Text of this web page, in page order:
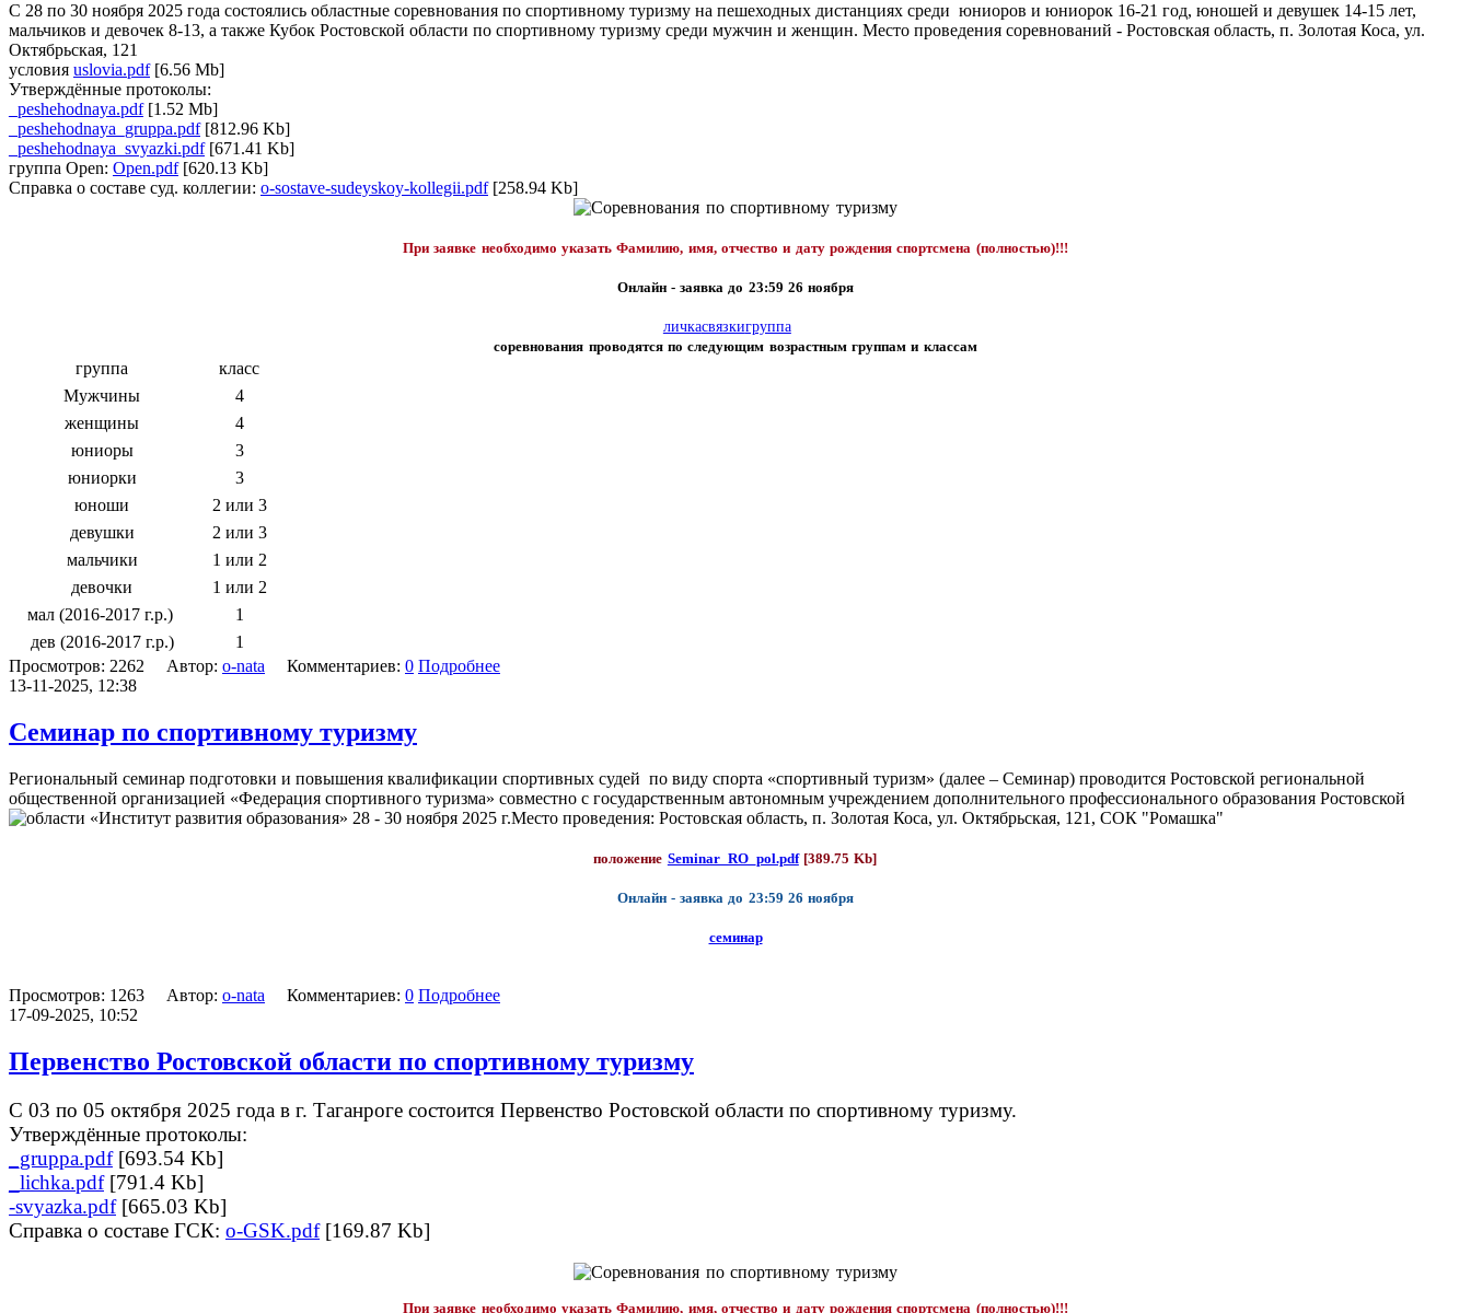
С 28 по 30 ноября 2025 года состоялись областные соревнования по спортивному туризму на пешеходных дистанциях среди юниоров и юниорок 16-21 год, юношей и девушек 14-15 лет,
мальчиков и девочек 8-13, а также Кубок Ростовской области по спортивному туризму среди мужчин и женщин. Место проведения соревнований - Ростовская область, п. Золотая Коса, ул.
Октябрьская, 121
условия uslovia.pdf[6.56 Mb]
Утверждённые протоколы:
_peshehodnaya.pdf[1.52 Mb]
_peshehodnaya_gruppa.pdf[812.96 Kb]
_peshehodnaya_svyazki.pdf[671.41 Kb]
группа Open: Open.pdf[620.13 Kb]
Справка о составе суд. коллегии: o-sostave-sudeyskoy-kollegii.pdf[258.94 Kb]
При заявке необходимо указать Фамилию, имя, отчество и дату рождения спортсмена (полностью)!!!
Онлайн - заявка до 23:59 26 ноября
личкасвязкигруппа
соревнования проводятся по следующим возрастным группам и классам
группа
класс
Мужчины
4
женщины
4
юниоры
3
юниорки
3
юноши
2 или 3
девушки
2 или 3
мальчики
1 или 2
девочки
1 или 2
мал (2016-2017 г.р.)
1
дев (2016-2017 г.р.)
1
Просмотров: 2262 Автор: o-nata Комментариев: 0 Подробнее
13-11-2025, 12:38
Семинар по спортивному туризму
Региональный семинар подготовки и повышения квалификации спортивных судей по виду спорта «спортивный туризм» (далее – Семинар) проводится Ростовской региональной
общественной организацией «Федерация спортивного туризма» совместно с государственным автономным учреждением дополнительного профессионального образования Ростовской
области «Институт развития образования» 28 - 30 ноября 2025 г.Место проведения: Ростовская область, п. Золотая Коса, ул. Октябрьская, 121, СОК "Ромашка"
положение Seminar_RO_pol.pdf[389.75 Kb]
Онлайн - заявка до 23:59 26 ноября
семинар
Просмотров: 1263 Автор: o-nata Комментариев: 0 Подробнее
17-09-2025, 10:52
Первенство Ростовской области по спортивному туризму
С 03 по 05 октября 2025 года в г. Таганроге состоится Первенство Ростовской области по спортивному туризму.
Утверждённые протоколы:
_gruppa.pdf[693.54 Kb]
_lichka.pdf[791.4 Kb]
-svyazka.pdf[665.03 Kb]
Справка о составе ГСК: o-GSK.pdf[169.87 Kb]
При заявке необходимо указать Фамилию, имя, отчество и дату рождения спортсмена (полностью)!!!